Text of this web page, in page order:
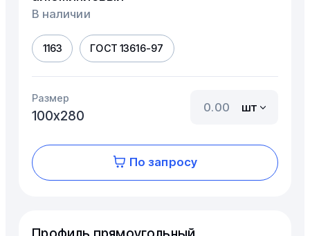
В наличии
1163 ГОСТ 13616-97
Размер
100х280
шт
По запросу